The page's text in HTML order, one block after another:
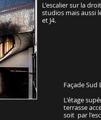
L'escalier sur la
studios mais aussi
et J4.
Façade Sud
L'étage
terrasse
soit par